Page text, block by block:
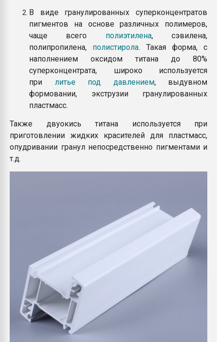
В виде гранулированных суперконцентратов
пигментов на основе различных полимеров,
чаще всего полиэтилена, сэвилена,
полипропилена, полистирола. Такая форма, с
наполнением оксидом титана до 80%
суперконцентрата, широко используется
при литье под давлением, выдувном
формовании, экструзии гранулированных
пластмасс.
Также двуокись титана используется при
приготовлении жидких красителей для пластмасс,
опудривании гранул непосредственно пигментами и
т.д.